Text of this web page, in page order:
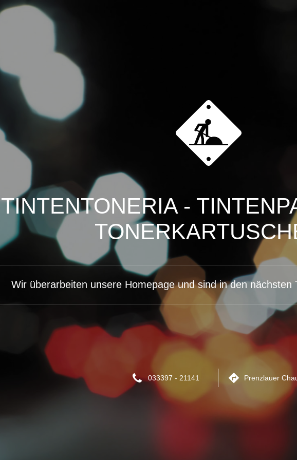
TINTENTONERIA -
Wir überarbeiten unsere Homepage und sind in den nächsten
033397 - 21141 Prenzlauer